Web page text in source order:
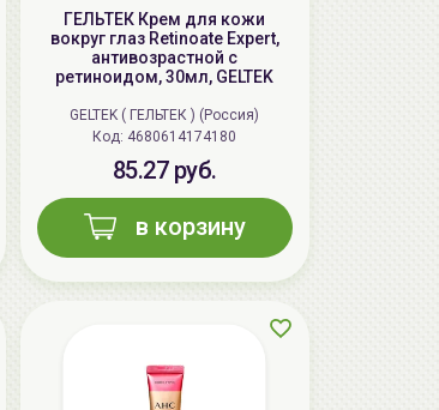
ГЕЛЬТЕК Крем для кожи
вокруг глаз Retinoate Expert,
антивозрастной с
ретиноидом, 30мл, GELTEK
GELTEK ( ГЕЛЬТЕК ) (Россия)
Код: 4680614174180
85.27 руб.
в корзину